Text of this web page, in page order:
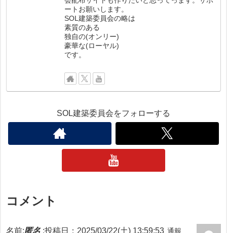
ートお願いします。
SOL建築委員会の略は
素質のある
独自の(オンリー)
豪華な(ローヤル)
です。
SOL建築委員会をフォローする
コメント
名前:匿名:投稿日：2025/03/22(土) 13:59:53 通報